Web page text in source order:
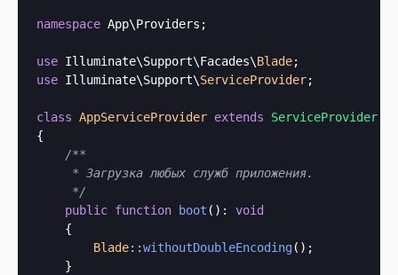
namespace App\Providers;
use Illuminate\Support\Facades\Blade
use Illuminate\Support\ServiceProvider;
class AppServiceProvider extends
ServiceProvider
{
/**
     * Загрузка любых служб приложения.
     */
public function boot (): void
    {
Blade::withoutDoubleEncoding();
    }